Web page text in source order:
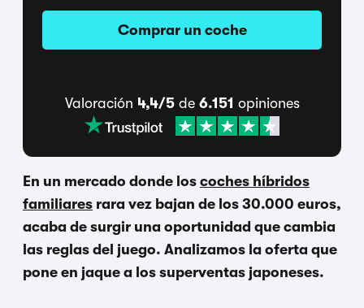
Comprar un coche
Valoración 4,4/5de 6.151 opiniones
En un mercado donde los coches híbridos
familiares rara vez bajan de los 30.000 euros,
acaba de surgir una oportunidad que cambia
las reglas del juego. Analizamos la oferta que
pone en jaque a los superventas japoneses.